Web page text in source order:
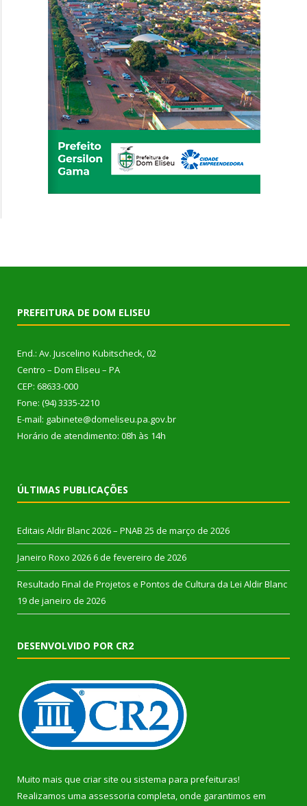
PREFEITURA DE DOM ELISEU
End.: Av. Juscelino Kubitscheck, 02
Centro – Dom Eliseu – PA
CEP: 68633-000
Fone: (94) 3335-2210
E-mail: gabinete@domeliseu.pa.gov.br
Horário de atendimento: 08h às 14h
ÚLTIMAS PUBLICAÇÕES
Editais Aldir Blanc 2026 – PNAB 25 de março de 2026
Janeiro Roxo 2026 6 de fevereiro de 2026
Resultado Final de Projetos e Pontos de Cultura da Lei Aldir Blanc
19 de janeiro de 2026
DESENVOLVIDO POR CR2
Muito mais que criar site ou sistema para prefeituras!
Realizamos uma assessoria completa, onde garantimos em